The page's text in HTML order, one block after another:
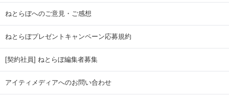
ねとらぼへのご意見・ご感想
ねとらぼプレゼントキャンペーン応募規約
[契約社員] ねとらぼ編集者募集
アイティメディアへのお問い合わせ